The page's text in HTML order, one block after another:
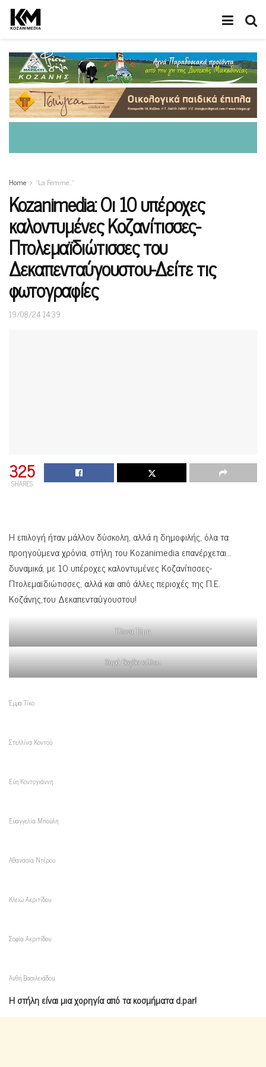
Home “La Femme…”
Kozanimedia: Οι 10 υπέροχες
καλοντυμένες Κοζανίτισσες-
Πτολεμαϊδιώτισσες του
Δεκαπενταύγουστου-Δείτε τις
φωτογραφίες
19/08/24 14:39
325
SHARES
Η επιλογή ήταν μάλλον δύσκολη, αλλά η δημοφιλής, όλα τα
προηγούμενα χρόνια, στήλη του Kozanimedia επανέρχεται…
δυναμικά, με 10 υπέροχες καλοντυμένες Κοζανίτισσες-
Πτολεμαϊδιώτισσες, αλλά και από άλλες περιοχές της Π.Ε.
Κοζάνης,του Δεκαπενταύγουστου!
Έλενα Τέμη
Χαρά Βογδοπούλου
Έμμα Τίκο
Στελλίνα Κοντού
Εύη Κοντογιάννη
Ευαγγελία Μπούλη
Αθανασία Ντέρου
Κλειώ Ακριτίδου
Σοφία Ακριτίδου
Ανθή Βασιλειάδου
Η στήλη είναι μια χορηγία από τα κοσμήματα d.par!